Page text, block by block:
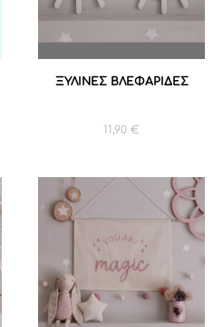
ΞΥΛΙΝΕΣ ΒΛΕΦΑΡΙΔΕΣ
11,90 €